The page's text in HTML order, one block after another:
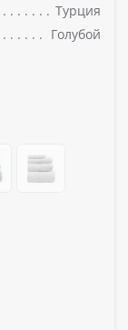
Турция
Голубой